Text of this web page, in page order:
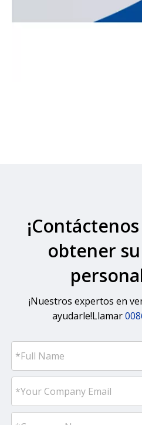
obtener
¡Nuestros expertos en
ayudarle!Llamar